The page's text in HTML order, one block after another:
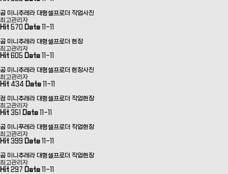
곰 미니추레라 대형셀프로더 작업사진
최고관리자
Hit 570 Date 11-11
곰 미니추레라 대형셀프로더 현장
최고관리자
Hit 605 Date 11-11
곰 미니추레라 대형셀프로더 현장사진
최고관리자
Hit 434 Date 11-11
검 미니추레라 대형셀프로더 작업현장
최고관리자
Hit 351 Date 11-11
곰 미니푸레라 대형셀프로더 작업현장
최고관리자
Hit 399 Date 11-11
곰 미니추레라 대형셀프로더 작업현장
최고관리자
Hit 297 Date 11-11